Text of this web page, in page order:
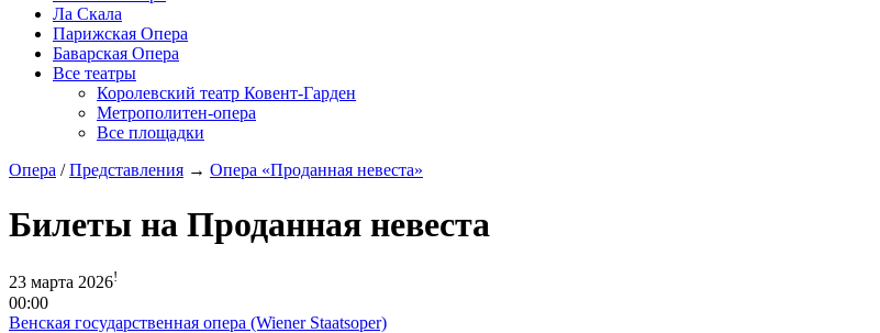
Ла Скала
Парижская Опера
Баварская Опера
Все театры
Королевский театр Ковент-Гарден
Метрополитен-опера
Все площадки
Опера /Представления → Опера «Проданная невеста»
Билеты на Проданная невеста
23 марта 2026!
00:00
Венская государственная опера (Wiener Staatsoper)